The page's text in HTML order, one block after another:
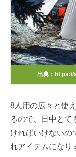
出典： https://
8人用の広々と使
るので、日中とて
ければいけないの
れアイテムになり